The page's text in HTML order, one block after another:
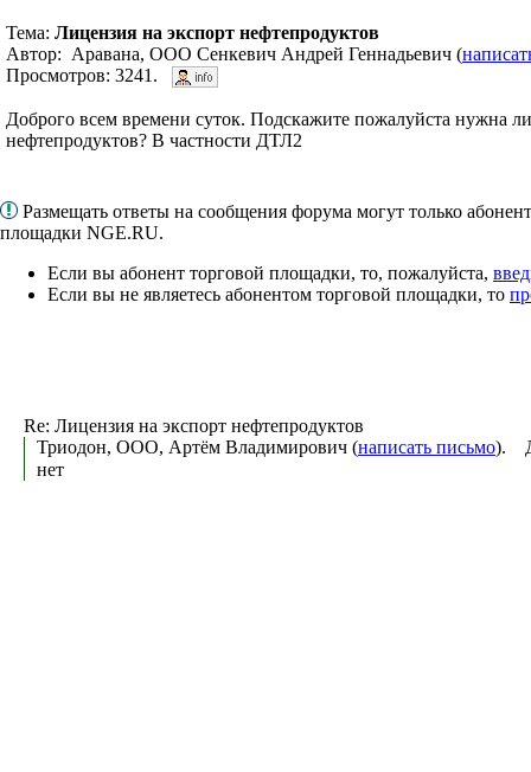
Тема: Лицензия на экспорт нефтепродуктов
Автор: Аравана, ООО Сенкевич Андрей Геннадьевич (
Просмотров: 3241.
Доброго всем времени суток. Подскажите пожалуйста нужна
нефтепродуктов? В частности ДТЛ2
Размещать ответы на сообщения форума могут только
площадки NGE.RU.
Если вы абонент торговой площадки, то, пожалуйста,
Если вы не являетесь абонентом торговой площадки, то
Re: Лицензия на экспорт нефтепродуктов
Триодон, ООО, Артём Владимирович (написать письмо).
нет